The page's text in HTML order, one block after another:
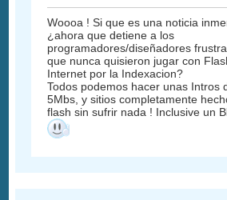
Woooa ! Si que es una noticia
¿ahora que detiene a los
programadores/diseñadores
que nunca quisieron jugar con
Internet por la Indexacion?
Todos podemos hacer unas Intros
5Mbs, y sitios completamente
flash sin sufrir nada ! Inclusive un